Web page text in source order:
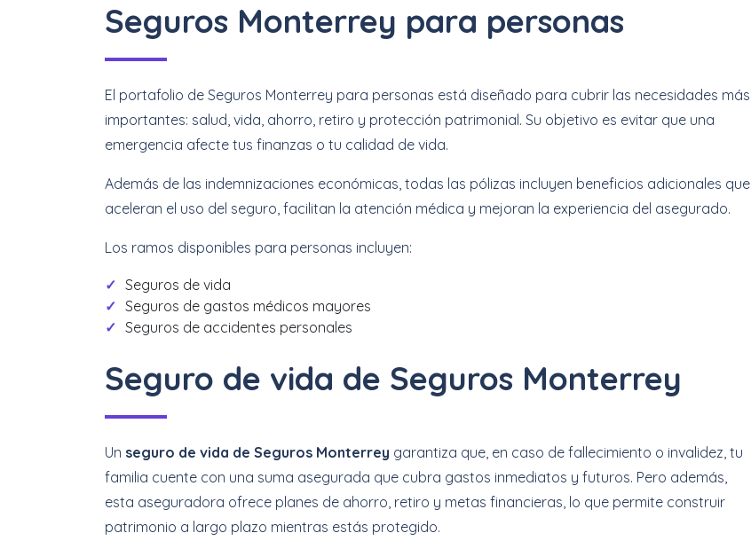
Seguros Monterrey para personas
El portafolio de Seguros Monterrey para personas está diseñado para cubrir las necesidades más
importantes: salud, vida, ahorro, retiro y protección patrimonial. Su objetivo es evitar que una
emergencia afecte tus finanzas o tu calidad de vida.
Además de las indemnizaciones económicas, todas las pólizas incluyen beneficios adicionales que
aceleran el uso del seguro, facilitan la atención médica y mejoran la experiencia del asegurado.
Los ramos disponibles para personas incluyen:
Seguros de vida
Seguros de gastos médicos mayores
Seguros de accidentes personales
Seguro de vida de Seguros Monterrey
Un seguro de vida de Seguros Monterrey garantiza que, en caso de fallecimiento o invalidez, tu
familia cuente con una suma asegurada que cubra gastos inmediatos y futuros. Pero además,
esta aseguradora ofrece planes de ahorro, retiro y metas financieras, lo que permite construir
patrimonio a largo plazo mientras estás protegido.